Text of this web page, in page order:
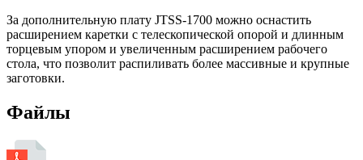
За дополнительную плату JTSS-1700 можно оснастить
расширением каретки с телескопической опорой и длинным
торцевым упором и увеличенным расширением рабочего
стола, что позволит распиливать более массивные и крупные
заготовки.
Файлы